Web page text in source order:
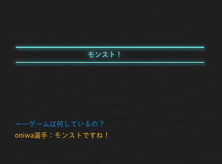
モンスト！
ーーゲームは何しているの？
oniwa選手：モンストですね！